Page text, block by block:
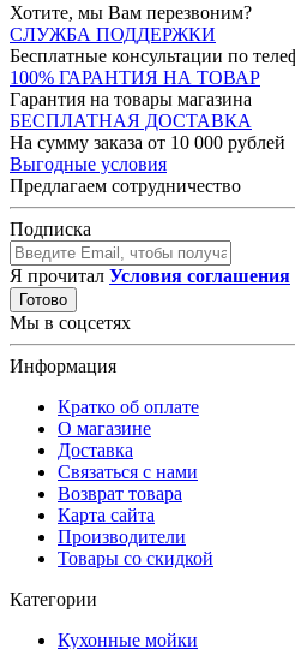
Хотите, мы Вам перезвоним?
СЛУЖБА ПОДДЕРЖКИ
Бесплатные консультации по
100% ГАРАНТИЯ НА ТОВАР
Гарантия на товары магазина
БЕСПЛАТНАЯ ДОСТАВКА
На сумму заказа от 10 000 рублей
Выгодные условия
Предлагаем сотрудничество
Подписка
Я прочитал Условия соглашения
Готово
Мы в соцсетях
Информация
Кратко об оплате
О магазине
Доставка
Связаться с нами
Возврат товара
Карта сайта
Производители
Товары со скидкой
Категории
Кухонные мойки